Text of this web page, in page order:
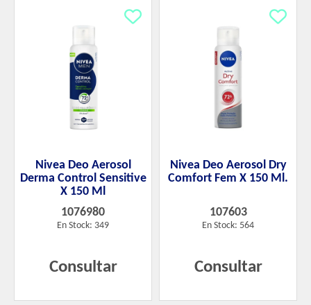
Nivea Deo Aerosol
Derma Control Sensitive
X 150 Ml
1076980
En Stock: 349
Consultar
Nivea Deo Aerosol Dry
Comfort Fem X 150 Ml.
107603
En Stock: 564
Consultar